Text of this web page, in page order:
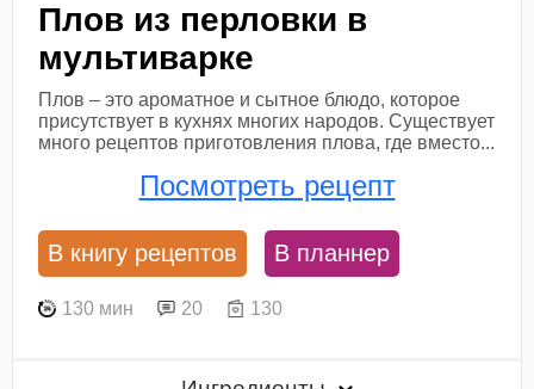
Плов из перловки в
мультиварке
Плов – это ароматное и сытное блюдо, которое
присутствует в кухнях многих народов. Существует
много рецептов приготовления плова, где вместо...
Посмотреть рецепт
В книгу рецептов В планнер
130 мин 20 130